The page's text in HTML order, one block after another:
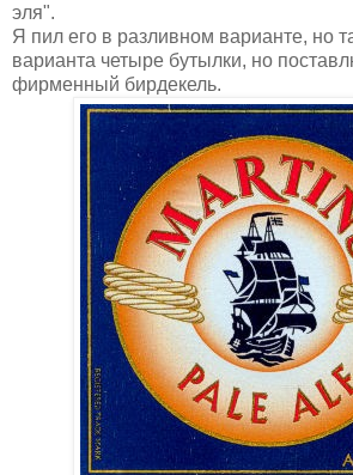
эля".
Я пил его в разливном варианте, но
варианта четыре бутылки, но
фирменный бирдекель.